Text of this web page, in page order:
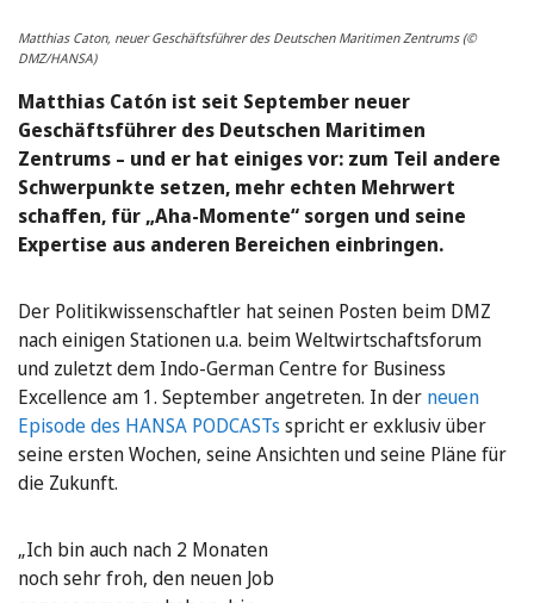
Matthias Caton, neuer Geschäftsführer des Deutschen Maritimen Zentrums (©
DMZ/HANSA)
Matthias Catón ist seit September neuer
Geschäftsführer des Deutschen Maritimen
Zentrums – und er hat einiges vor: zum Teil andere
Schwerpunkte setzen, mehr echten Mehrwert
schaffen, für „Aha-Momente“ sorgen und seine
Expertise aus anderen Bereichen einbringen.
Der Politikwissenschaftler hat seinen Posten beim DMZ
nach einigen Stationen u.a. beim Weltwirtschaftsforum
und zuletzt dem Indo-German Centre for Business
Excellence am 1. September angetreten. In der neuen
Episode des HANSA PODCASTs spricht er exklusiv über
seine ersten Wochen, seine Ansichten und seine Pläne für
die Zukunft.
„Ich bin auch nach 2 Monaten
noch sehr froh, den neuen Job